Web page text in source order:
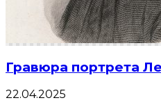
Гравюра портрета
22.04.2025